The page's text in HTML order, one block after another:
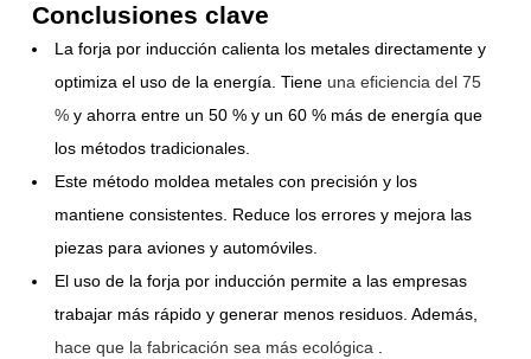
Conclusiones clave
La forja por inducción calienta los metales directamente y
optimiza el uso de la energía. Tiene una eficiencia del 75
% y ahorra entre un 50 % y un 60 % más de energía que
los métodos tradicionales.
Este método moldea metales con precisión y los
mantiene consistentes. Reduce los errores y mejora las
piezas para aviones y automóviles.
El uso de la forja por inducción permite a las empresas
trabajar más rápido y generar menos residuos. Además,
hace que la fabricación sea más ecológica